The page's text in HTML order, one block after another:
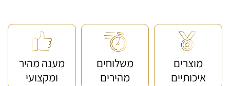
מוצרים
איכותיים
משלוחים
מהירים
מענה מהיר
ומקצועי